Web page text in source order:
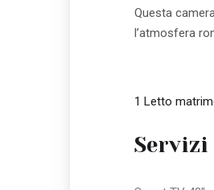
Questa
l’atmosfera
1 Letto